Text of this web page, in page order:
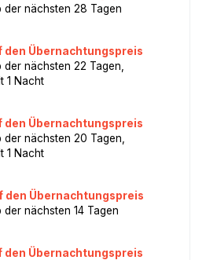
der nächsten 28 Tagen
den Übernachtungspreis
nächsten 22 Tagen,
1 Nacht
den Übernachtungspreis
nächsten 20 Tagen,
1 Nacht
den Übernachtungspreis
nächsten 14 Tagen
den Übernachtungspreis